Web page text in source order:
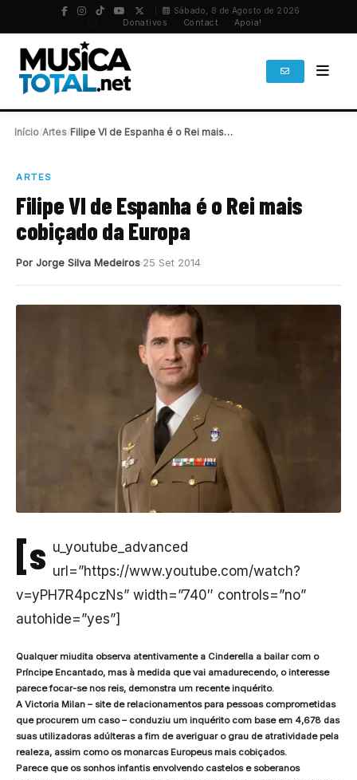
Sábado, 8 de Agosto de 2026
Donativos Contact Apoia!
Início Artes Filipe VI de Espanha é o Rei mais…
ARTES
Filipe VI de Espanha é o Rei mais
cobiçado da Europa
Por Jorge Silva Medeiros 25 Set 2014
[s u_youtube_advanced
url=”https://www.youtube.com/watch?
v=yPH7R4pczNs” width=”740″ controls=”no”
autohide=”yes”]
Qualquer miudita observa atentivamente a Cinderella a bailar com o
Príncipe Encantado, mas à medida que vai amadurecendo, o interesse
parece focar-se nos reis, demonstra um recente inquérito.
A Victoria Milan – site de relacionamentos para pessoas comprometidas
que procurem um caso – conduziu um inquérito com base em 4,678 das
suas utilizadoras adúlteras a fim de averiguar o grau de atratividade pela
realeza, assim como os monarcas Europeus mais cobiçados.
Parece que os sonhos infantis envolvendo castelos e soberanos